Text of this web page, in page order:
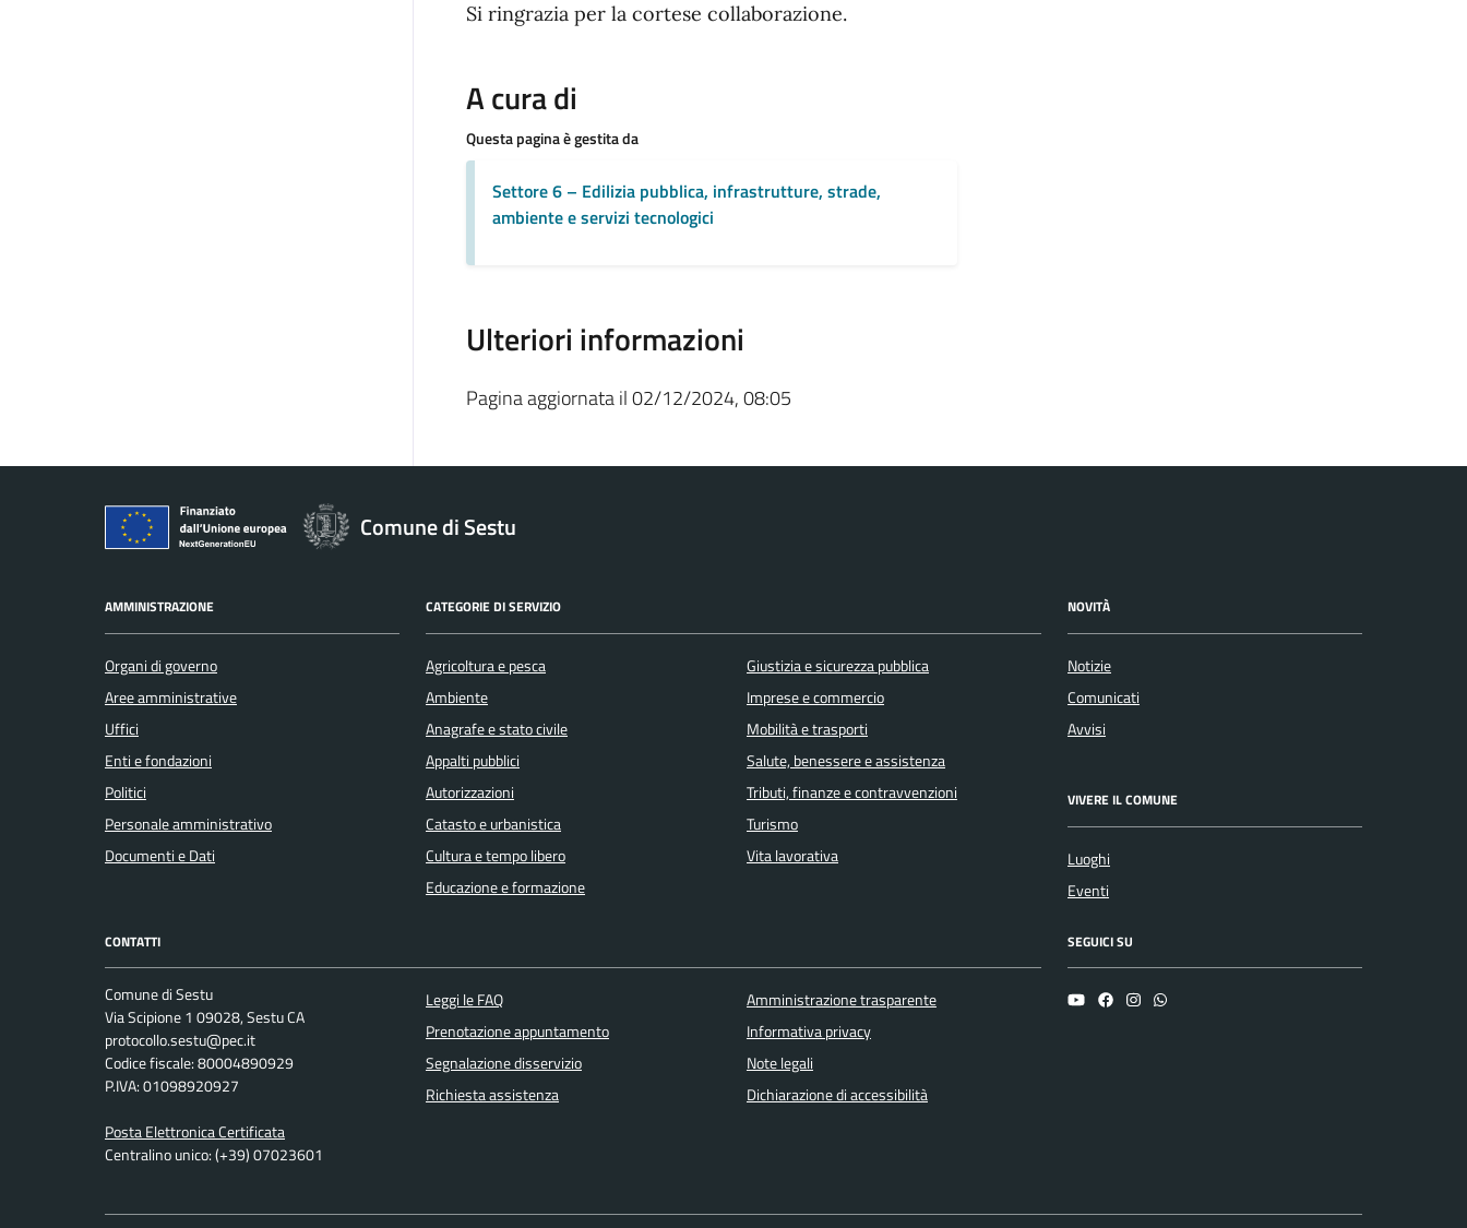
Si ringrazia per la cortese collaborazione.
A cura di
Questa pagina è gestita da
Settore 6 – Edilizia pubblica, infrastrutture, strade,
ambiente e servizi tecnologici
Ulteriori informazioni
Pagina aggiornata il 02/12/2024, 08:05
Comune di Sestu
AMMINISTRAZIONE
Organi di governo
Aree amministrative
Uffici
Enti e fondazioni
Politici
Personale amministrativo
Documenti e Dati
CATEGORIE DI SERVIZIO
Agricoltura e pesca
Ambiente
Anagrafe e stato civile
Appalti pubblici
Autorizzazioni
Catasto e urbanistica
Cultura e tempo libero
Educazione e formazione
Giustizia e sicurezza pubblica
Imprese e commercio
Mobilità e trasporti
Salute, benessere e assistenza
Tributi, finanze e contravvenzioni
Turismo
Vita lavorativa
NOVITÀ
Notizie
Comunicati
Avvisi
VIVERE IL COMUNE
Luoghi
Eventi
CONTATTI
Comune di Sestu
Via Scipione 1 09028, Sestu CA
protocollo.sestu@pec.it
Codice fiscale: 80004890929
P.IVA: 01098920927
Posta Elettronica Certificata
Centralino unico: (+39) 07023601
Leggi le FAQ
Prenotazione appuntamento
Segnalazione disservizio
Richiesta assistenza
Amministrazione trasparente
Informativa privacy
Note legali
Dichiarazione di accessibilità
SEGUICI SU
YouTubeFacebookInstagramWhatsapp